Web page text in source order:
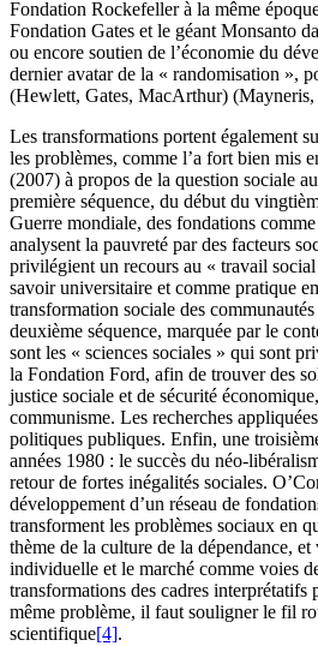
Fondation Rockefeller à la même
Fondation Gates et le géant Monsanto
ou encore soutien de l’économie du
dernier avatar de la « randomisation »,
(Hewlett, Gates, MacArthur) (Mayneris,
Les transformations portent également
les problèmes, comme l’a fort bien mis
(2007) à propos de la question sociale
première séquence, du début du
Guerre mondiale, des fondations
analysent la pauvreté par des facteurs
privilégient un recours au « travail
savoir universitaire et comme pratique
transformation sociale des
deuxième séquence, marquée par le
sont les « sciences sociales » qui sont
la Fondation Ford, afin de trouver des
justice sociale et de sécurité
communisme. Les recherches
politiques publiques. Enfin, une
années 1980 : le succès du néo-
retour de fortes inégalités sociales.
développement d’un réseau de
transforment les problèmes sociaux en
thème de la culture de la dépendance,
individuelle et le marché comme voies
transformations des cadres interprétatifs
même problème, il faut souligner le fil
scientifique[4].